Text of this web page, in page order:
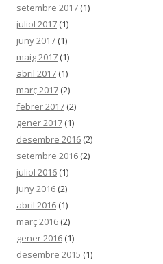
setembre 2017 (1)
juliol 2017 (1)
juny 2017 (1)
maig 2017 (1)
abril 2017 (1)
març 2017 (2)
febrer 2017 (2)
gener 2017 (1)
desembre 2016 (2)
setembre 2016 (2)
juliol 2016 (1)
juny 2016 (2)
abril 2016 (1)
març 2016 (2)
gener 2016 (1)
desembre 2015 (1)